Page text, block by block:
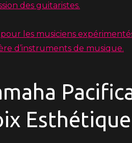
des guitaristes.
les musiciens
d’instruments de musique.